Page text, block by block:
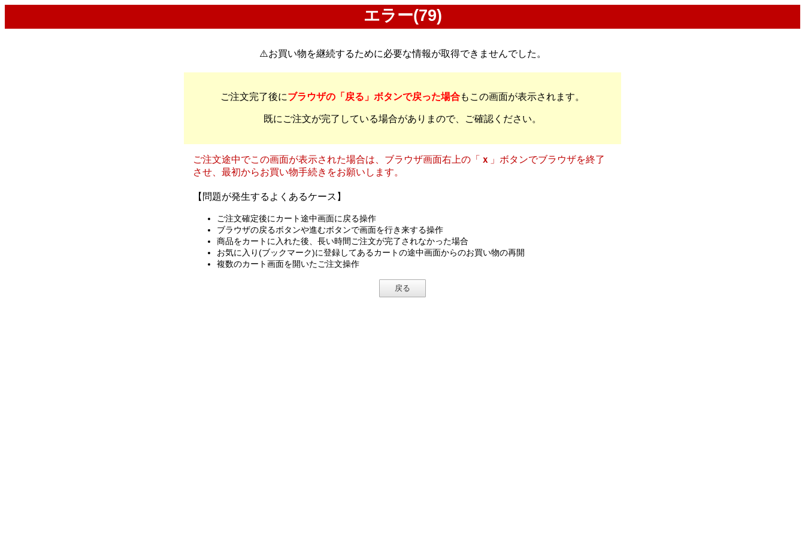
エラー(79)
⚠️お買い物を継続するために必要な情報が取得できませんでした。
ご注文完了後にブラウザの「戻る」ボタンで戻った場合もこの画面が表示されます。
既にご注文が完了している場合がありまので、ご確認ください。
ご注文途中でこの画面が表示された場合は、ブラウザ画面右上の「 ｘ 」ボタンでブラウザを終了
させ、最初からお買い物手続きをお願いします。
【問題が発生するよくあるケース】
ご注文確定後にカート途中画面に戻る操作
ブラウザの戻るボタンや進むボタンで画面を行き来する操作
商品をカートに入れた後、長い時間ご注文が完了されなかった場合
お気に入り(ブックマーク)に登録してあるカートの途中画面からのお買い物の再開
複数のカート画面を開いたご注文操作